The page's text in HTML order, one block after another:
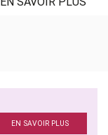
EN SAVOIR PLUS